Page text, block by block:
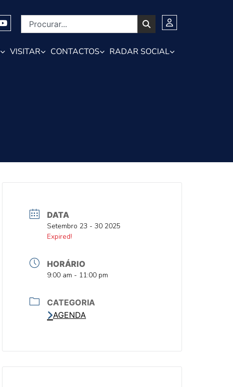
VISITAR CONTACTOS RADAR SOCIAL
DATA
DATASetembro 23 - 30 2025
DATAExpired!
HORÁRIO
HORA
9:00 am - 11:00 pm
CATEGORIA
AGENDA